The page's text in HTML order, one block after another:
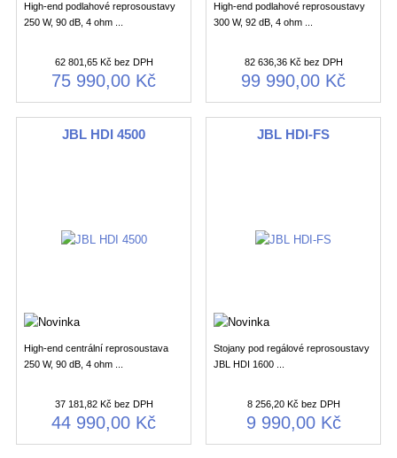
High-end podlahové reprosoustavy
250 W, 90 dB, 4 ohm ...
62 801,65 Kč bez DPH
75 990,00 Kč
High-end podlahové reprosoustavy
300 W, 92 dB, 4 ohm ...
82 636,36 Kč bez DPH
99 990,00 Kč
JBL HDI 4500
High-end centrální reprosoustava
250 W, 90 dB, 4 ohm ...
37 181,82 Kč bez DPH
44 990,00 Kč
JBL HDI-FS
Stojany pod regálové reprosoustavy
JBL HDI 1600 ...
8 256,20 Kč bez DPH
9 990,00 Kč